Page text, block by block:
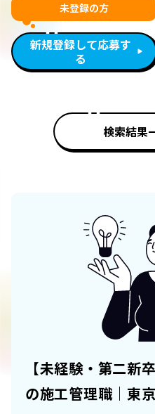
未登録の方
新規登録して応募す
る
検索結果
【未経験・第二新
の施工管理職｜東